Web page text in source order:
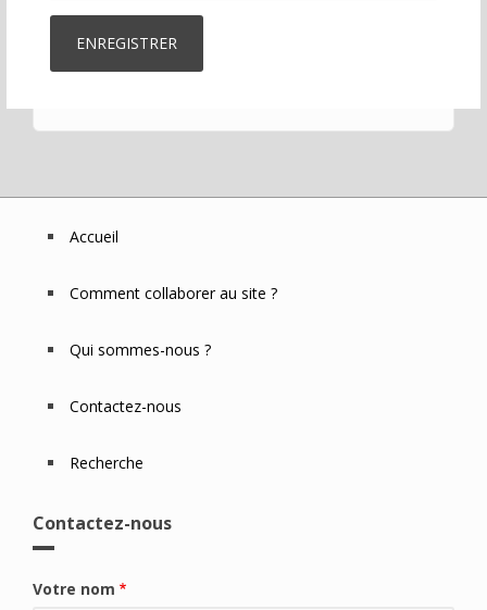
FooterAccueil
Comment collaborer au site ?
Qui sommes-nous ?
Contactez-nous
Recherche
Contactez-nous
Votre nom